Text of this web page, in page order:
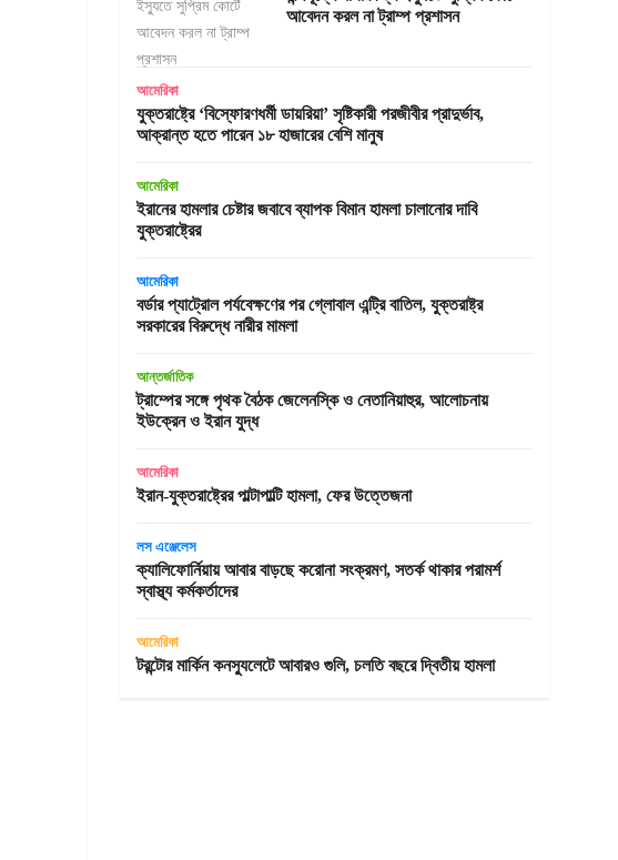
আবেদন করল না ট্রাম্প প্রশাসন
আমেরিকা
যুক্তরাষ্ট্রে ‘বিস্ফোরণধর্মী ডায়রিয়া’ সৃষ্টিকারী পরজীবীর প্রাদুর্ভাব,
আক্রান্ত হতে পারেন ১৮ হাজারের বেশি মানুষ
আমেরিকা
ইরানের হামলার চেষ্টার জবাবে ব্যাপক বিমান হামলা চালানোর দাবি
যুক্তরাষ্ট্রের
আমেরিকা
বর্ডার প্যাট্রোল পর্যবেক্ষণের পর গ্লোবাল এন্ট্রি বাতিল, যুক্তরাষ্ট্র
সরকারের বিরুদ্ধে নারীর মামলা
আন্তর্জাতিক
ট্রাম্পের সঙ্গে পৃথক বৈঠক জেলেনস্কি ও নেতানিয়াহুর, আলোচনায়
ইউক্রেন ও ইরান যুদ্ধ
আমেরিকা
ইরান-যুক্তরাষ্ট্রের পাল্টাপাল্টি হামলা, ফের উত্তেজনা
লস এঞ্জেলেস
ক্যালিফোর্নিয়ায় আবার বাড়ছে করোনা সংক্রমণ, সতর্ক থাকার পরামর্শ
স্বাস্থ্য কর্মকর্তাদের
আমেরিকা
টরন্টোর মার্কিন কনস্যুলেটে আবারও গুলি, চলতি বছরে দ্বিতীয় হামলা